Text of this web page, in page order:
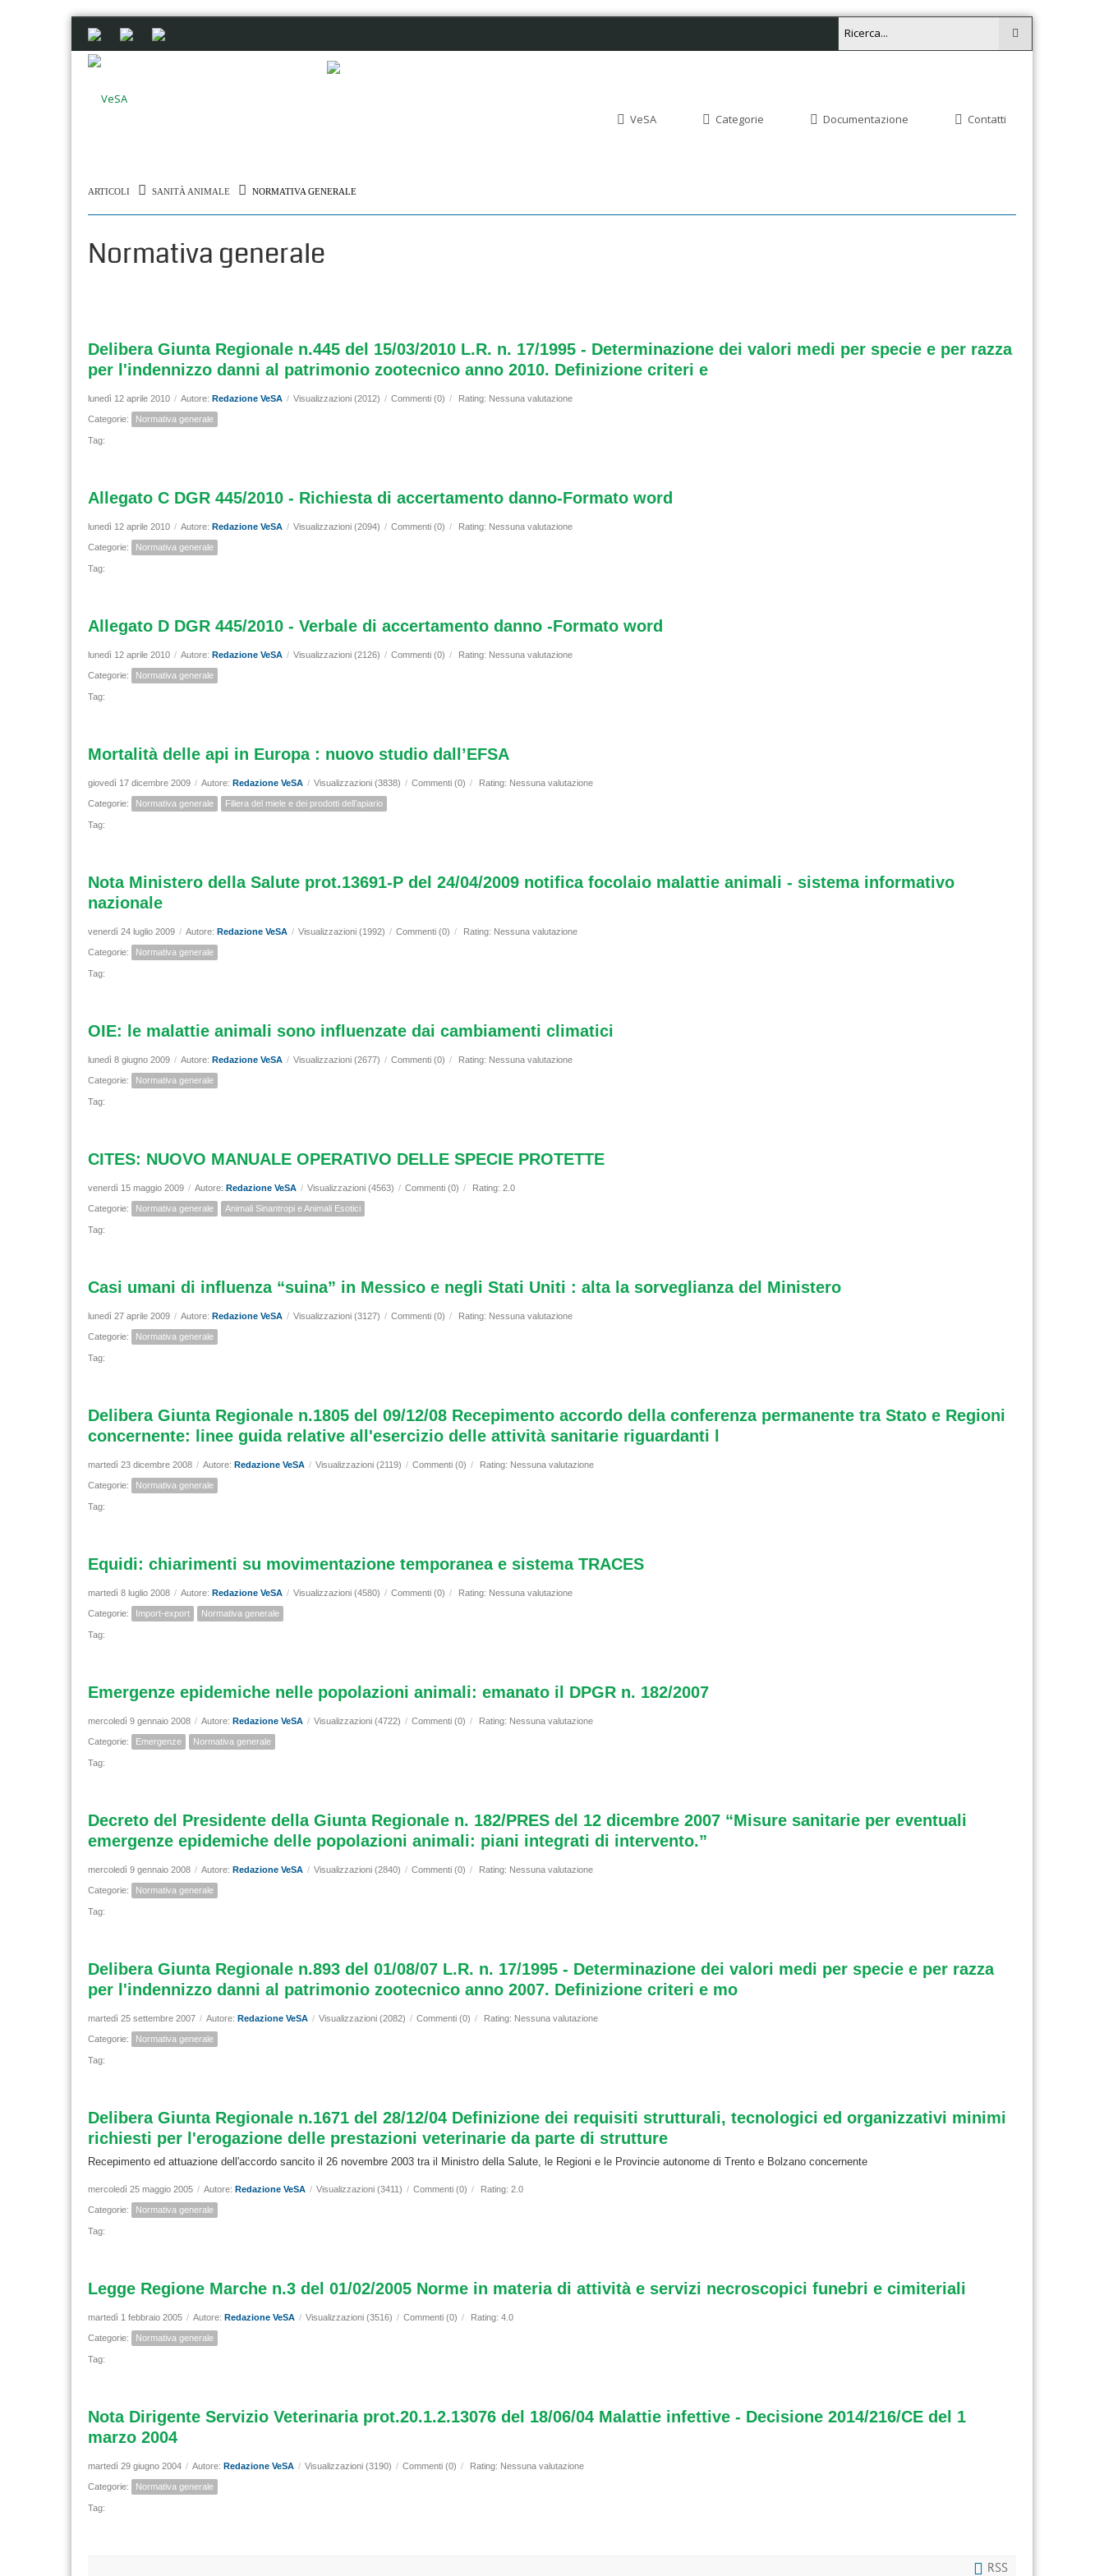
VeSA Categorie Documentazione Contatti
ARTICOLI SANITÀ ANIMALE NORMATIVA GENERALE
Normativa generale
Delibera Giunta Regionale n.445 del 15/03/2010 L.R. n. 17/1995 - Determinazione dei valori medi per specie e per razza
per l'indennizzo danni al patrimonio zootecnico anno 2010. Definizione criteri e
lunedì 12 aprile 2010 / Autore: Redazione VeSA / Visualizzazioni (2012) / Commenti (0) / Rating: Nessuna valutazione
Categorie: Normativa generale
Tag:
Allegato C DGR 445/2010 - Richiesta di accertamento danno-Formato word
lunedì 12 aprile 2010 / Autore: Redazione VeSA / Visualizzazioni (2094) / Commenti (0) / Rating: Nessuna valutazione
Categorie: Normativa generale
Tag:
Allegato D DGR 445/2010 - Verbale di accertamento danno -Formato word
lunedì 12 aprile 2010 / Autore: Redazione VeSA / Visualizzazioni (2126) / Commenti (0) / Rating: Nessuna valutazione
Categorie: Normativa generale
Tag:
Mortalità delle api in Europa : nuovo studio dall’EFSA
giovedì 17 dicembre 2009 / Autore: Redazione VeSA / Visualizzazioni (3838) / Commenti (0) / Rating: Nessuna valutazione
Categorie: Normativa generale Filiera del miele e dei prodotti dell’apiario
Tag:
Nota Ministero della Salute prot.13691-P del 24/04/2009 notifica focolaio malattie animali - sistema informativo
nazionale
venerdì 24 luglio 2009 / Autore: Redazione VeSA / Visualizzazioni (1992) / Commenti (0) / Rating: Nessuna valutazione
Categorie: Normativa generale
Tag:
OIE: le malattie animali sono influenzate dai cambiamenti climatici
lunedì 8 giugno 2009 / Autore: Redazione VeSA / Visualizzazioni (2677) / Commenti (0) / Rating: Nessuna valutazione
Categorie: Normativa generale
Tag:
CITES: NUOVO MANUALE OPERATIVO DELLE SPECIE PROTETTE
venerdì 15 maggio 2009 / Autore: Redazione VeSA / Visualizzazioni (4563) / Commenti (0) / Rating: 2.0
Categorie: Normativa generale Animali Sinantropi e Animali Esotici
Tag:
Casi umani di influenza “suina” in Messico e negli Stati Uniti : alta la sorveglianza del Ministero
lunedì 27 aprile 2009 / Autore: Redazione VeSA / Visualizzazioni (3127) / Commenti (0) / Rating: Nessuna valutazione
Categorie: Normativa generale
Tag:
Delibera Giunta Regionale n.1805 del 09/12/08 Recepimento accordo della conferenza permanente tra Stato e Regioni
concernente: linee guida relative all'esercizio delle attività sanitarie riguardanti l
martedì 23 dicembre 2008 / Autore: Redazione VeSA / Visualizzazioni (2119) / Commenti (0) / Rating: Nessuna valutazione
Categorie: Normativa generale
Tag:
Equidi: chiarimenti su movimentazione temporanea e sistema TRACES
martedì 8 luglio 2008 / Autore: Redazione VeSA / Visualizzazioni (4580) / Commenti (0) / Rating: Nessuna valutazione
Categorie: Import-export Normativa generale
Tag:
Emergenze epidemiche nelle popolazioni animali: emanato il DPGR n. 182/2007
mercoledì 9 gennaio 2008 / Autore: Redazione VeSA / Visualizzazioni (4722) / Commenti (0) / Rating: Nessuna valutazione
Categorie: Emergenze Normativa generale
Tag:
Decreto del Presidente della Giunta Regionale n. 182/PRES del 12 dicembre 2007 “Misure sanitarie per eventuali
emergenze epidemiche delle popolazioni animali: piani integrati di intervento.”
mercoledì 9 gennaio 2008 / Autore: Redazione VeSA / Visualizzazioni (2840) / Commenti (0) / Rating: Nessuna valutazione
Categorie: Normativa generale
Tag:
Delibera Giunta Regionale n.893 del 01/08/07 L.R. n. 17/1995 - Determinazione dei valori medi per specie e per razza
per l'indennizzo danni al patrimonio zootecnico anno 2007. Definizione criteri e mo
martedì 25 settembre 2007 / Autore: Redazione VeSA / Visualizzazioni (2082) / Commenti (0) / Rating: Nessuna valutazione
Categorie: Normativa generale
Tag:
Delibera Giunta Regionale n.1671 del 28/12/04 Definizione dei requisiti strutturali, tecnologici ed organizzativi minimi
richiesti per l'erogazione delle prestazioni veterinarie da parte di strutture
Recepimento ed attuazione dell'accordo sancito il 26 novembre 2003 tra il Ministro della Salute, le Regioni e le Provincie autonome di Trento e Bolzano concernente
mercoledì 25 maggio 2005 / Autore: Redazione VeSA / Visualizzazioni (3411) / Commenti (0) / Rating: 2.0
Categorie: Normativa generale
Tag:
Legge Regione Marche n.3 del 01/02/2005 Norme in materia di attività e servizi necroscopici funebri e cimiteriali
martedì 1 febbraio 2005 / Autore: Redazione VeSA / Visualizzazioni (3516) / Commenti (0) / Rating: 4.0
Categorie: Normativa generale
Tag:
Nota Dirigente Servizio Veterinaria prot.20.1.2.13076 del 18/06/04 Malattie infettive - Decisione 2014/216/CE del 1
marzo 2004
martedì 29 giugno 2004 / Autore: Redazione VeSA / Visualizzazioni (3190) / Commenti (0) / Rating: Nessuna valutazione
Categorie: Normativa generale
Tag:
RSS